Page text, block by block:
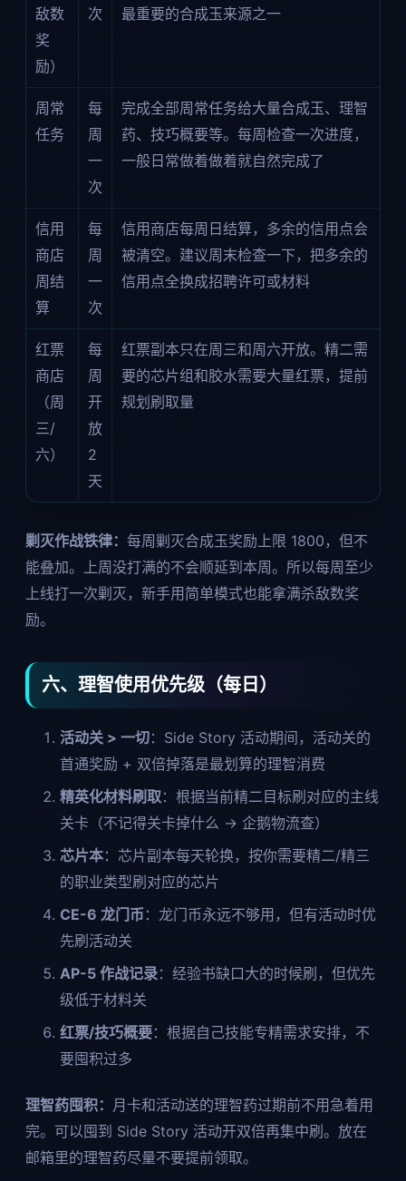
敌数
奖
励）
次 最重要的合成玉来源之一
周常
任务
每
周
一
次
完成全部周常任务给大量合成玉、理智
药、技巧概要等。每周检查一次进度，
一般日常做着做着就自然完成了
信用
商店
周结
算
每
周
一
次
信用商店每周日结算，多余的信用点会
被清空。建议周末检查一下，把多余的
信用点全换成招聘许可或材料
红票
商店
（周
三/
六）
每
周
开
放
2
天
红票副本只在周三和周六开放。精二需
要的芯片组和胶水需要大量红票，提前
规划刷取量
剿灭作战铁律： 每周剿灭合成玉奖励上限 1800，但不
能叠加。上周没打满的不会顺延到本周。所以每周至少
上线打一次剿灭，新手用简单模式也能拿满杀敌数奖
励。
六、理智使用优先级（每日）
活动关 > 一切：Side Story 活动期间，活动关的
首通奖励 + 双倍掉落是最划算的理智消费
精英化材料刷取：根据当前精二目标刷对应的主线
关卡（不记得关卡掉什么 → 企鹅物流查）
芯片本：芯片副本每天轮换，按你需要精二/精三
的职业类型刷对应的芯片
CE-6 龙门币：龙门币永远不够用，但有活动时优
先刷活动关
AP-5 作战记录：经验书缺口大的时候刷，但优先
级低于材料关
红票/技巧概要：根据自己技能专精需求安排，不
要囤积过多
理智药囤积： 月卡和活动送的理智药过期前不用急着用
完。可以囤到 Side Story 活动开双倍再集中刷。放在
邮箱里的理智药尽量不要提前领取。